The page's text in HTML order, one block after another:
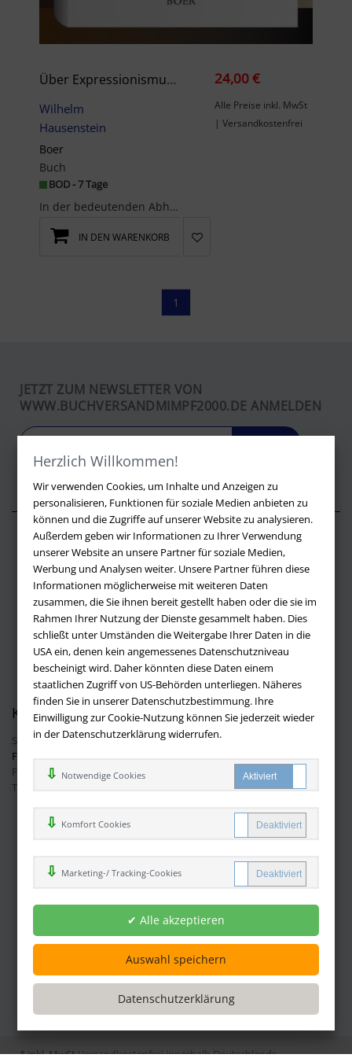
Herzlich Willkommen!
Wir verwenden Cookies, um Inhalte und Anzeigen zu
personalisieren, Funktionen für soziale Medien anbieten zu
können und die Zugriffe auf unserer Website zu analysieren.
Außerdem geben wir Informationen zu Ihrer Verwendung
unserer Website an unsere Partner für soziale Medien,
Werbung und Analysen weiter. Unsere Partner führen diese
Informationen möglicherweise mit weiteren Daten
zusammen, die Sie ihnen bereit gestellt haben oder die sie im
Rahmen Ihrer Nutzung der Dienste gesammelt haben. Dies
schließt unter Umständen die Weitergabe Ihrer Daten in die
USA ein, denen kein angemessenes Datenschutzniveau
bescheinigt wird. Daher könnten diese Daten einem
staatlichen Zugriff von US-Behörden unterliegen. Näheres
finden Sie in unserer Datenschutzbestimmung. Ihre
Einwilligung zur Cookie-Nutzung können Sie jederzeit wieder
in der Datenschutzerklärung widerrufen.
Notwendige Cookies
Komfort Cookies
Marketing-/ Tracking-Cookies
Über Expressionismus In Der Malerei
Wilhelm
Hausenstein
Boer
Buch
BOD - 7 Tage
In der bedeutenden Abhandlung Hausensteins geht es um drei Probleme (siehe Nachwort von K. Bitar)...
24,00 €
Alle Preise inkl. MwSt
| Versandkostenfrei
IN DEN WARENKORB
1
JETZT ZUM NEWSLETTER VON
WWW.BUCHVERSANDMIMPF2000.DE ANMELDEN
Über buchversandmimpf2000.de
Impressum
Versandbedingungen
Widerruf
Batteriehinweis
AGB
Datenschutz
Kontakt
Sie haben Fragen?Hier finden Sie Antworten auf häufig gestellte
Fragen.
Fragen per E-Mail:info@buchversandmimpf2000.de
Telefon: +49 (0)9209 20 23 188
Ihre Vorteile bei uns
Kostenloser Versand innerhalb Deutschlands
Sicherer Online Shop und Zahlung mit SSL-Verschlüsselung
Viele Zahlungsmethoden wie PayPal oder per Vorkasse
Zahlweisen
* inkl. MwStVersandkostenfrei innerhalb Deutschlands